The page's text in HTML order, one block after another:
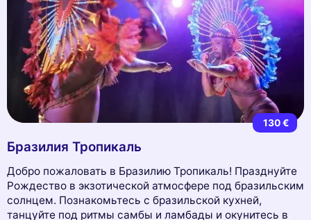
130 €
Бразилия Тропикаль
Добро пожаловать в Бразилию Тропикаль! Празднуйте
Рождество в экзотической атмосфере под бразильским
солнцем. Познакомьтесь с бразильской кухней,
танцуйте под ритмы самбы и ламбады и окунитесь в